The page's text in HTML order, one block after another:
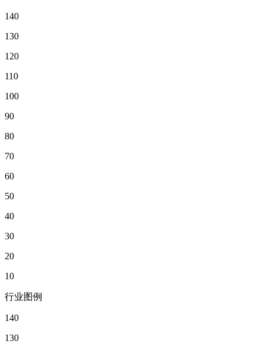
140
130
120
110
100
90
80
70
60
50
40
30
20
10
行业图例
140
130